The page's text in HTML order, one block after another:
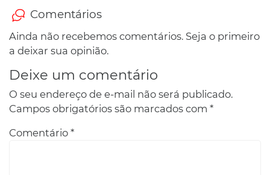
Comentários
Ainda não recebemos comentários. Seja o primeiro
a deixar sua opinião.
Deixe um comentário
O seu endereço de e-mail não será publicado.
Campos obrigatórios são marcados com *
Comentário *